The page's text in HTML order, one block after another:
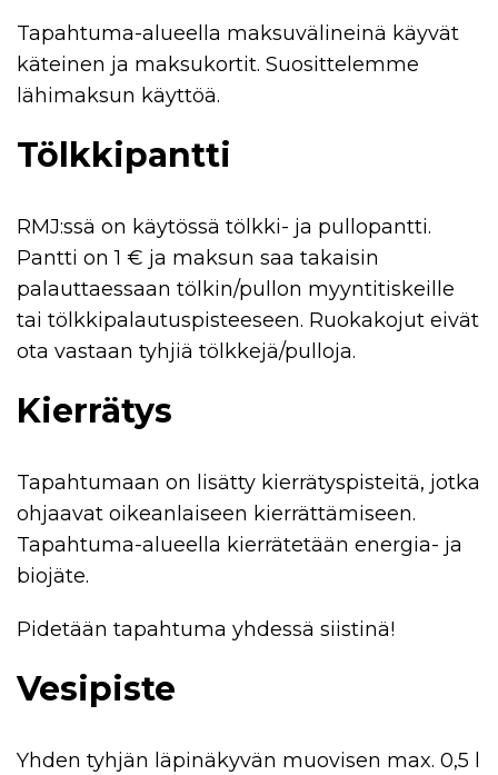
Tapahtuma-alueella maksuvälineinä käyvät
käteinen ja maksukortit. Suosittelemme
lähimaksun käyttöä.
Tölkkipantti
RMJ:ssä on käytössä tölkki- ja pullopantti.
Pantti on 1 € ja maksun saa takaisin
palauttaessaan tölkin/pullon myyntitiskeille
tai tölkkipalautuspisteeseen. Ruokakojut eivät
ota vastaan tyhjiä tölkkejä/pulloja.
Kierrätys
Tapahtumaan on lisätty kierrätyspisteitä, jotka
ohjaavat oikeanlaiseen kierrättämiseen.
Tapahtuma-alueella kierrätetään energia- ja
biojäte.
Pidetään tapahtuma yhdessä siistinä!
Vesipiste
Yhden tyhjän läpinäkyvän muovisen max. 0,5 l